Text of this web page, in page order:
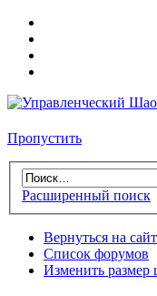
Пропустить
Расширенный поиск
Вернуться на сайт
Список форумов
Изменить размер